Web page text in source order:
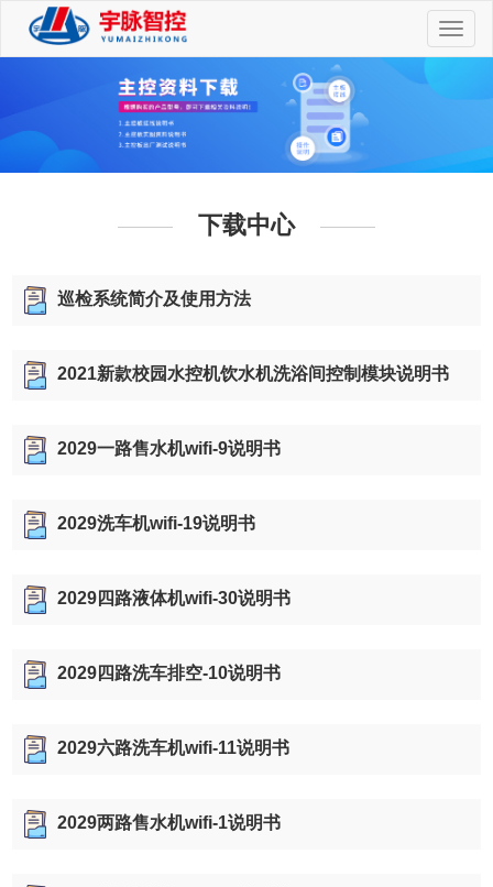
切
换
航
下载中心
巡检系统简介及使用方法
2021新款校园水控机饮水机洗浴间控制模块说明书
2029一路售水机wifi-9说明书
2029洗车机wifi-19说明书
2029四路液体机wifi-30说明书
2029四路洗车排空-10说明书
2029六路洗车机wifi-11说明书
2029两路售水机wifi-1说明书